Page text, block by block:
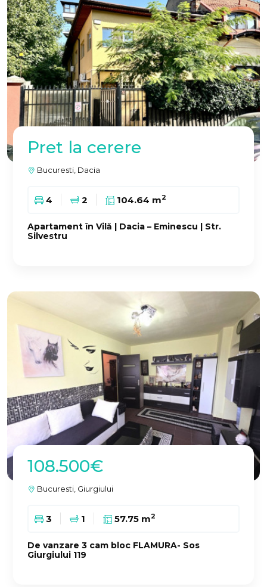
Pret la cerere
Bucuresti, Dacia
4 2 104.64 m2
Apartament în Vilă | Dacia – Eminescu | Str.
Silvestru
108.500€
Bucuresti, Giurgiului
3 1 57.75 m2
De vanzare 3 cam bloc FLAMURA- Sos
Giurgiului 119